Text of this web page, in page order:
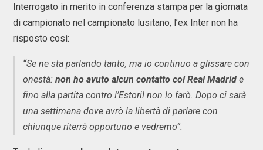
Interrogato in merito in conferenza stampa per la giornata
di campionato nel campionato lusitano, l’ex Inter non ha
risposto così:
“Se ne sta parlando tanto, ma io continuo a glissare con
onestà: non ho avuto alcun contatto col Real Madrid e
fino alla partita contro l’Estoril non lo farò. Dopo ci sarà
una settimana dove avrò la libertà di parlare con
chiunque riterrà opportuno e vedremo”.